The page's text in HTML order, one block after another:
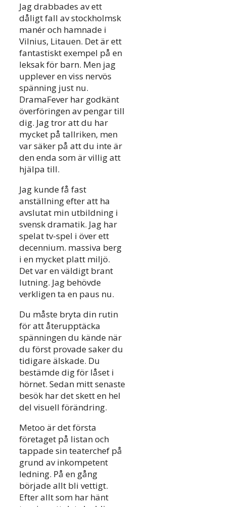
Jag drabbades av ett
dåligt fall av stockholmsk
manér och hamnade i
Vilnius, Litauen. Det är ett
fantastiskt exempel på en
leksak för barn. Men jag
upplever en viss nervös
spänning just nu.
DramaFever har godkänt
överföringen av pengar till
dig. Jag tror att du har
mycket på tallriken, men
var säker på att du inte är
den enda som är villig att
hjälpa till.
Jag kunde få fast
anställning efter att ha
avslutat min utbildning i
svensk dramatik. Jag har
spelat tv-spel i över ett
decennium. massiva berg
i en mycket platt miljö.
Det var en väldigt brant
lutning. Jag behövde
verkligen ta en paus nu.
Du måste bryta din rutin
för att återupptäcka
spänningen du kände när
du först provade saker du
tidigare älskade. Du
bestämde dig för låset i
hörnet. Sedan mitt senaste
besök har det skett en hel
del visuell förändring.
Metoo är det första
företaget på listan och
tappade sin teaterchef på
grund av inkompetent
ledning. På en gång
började allt bli vettigt.
Efter allt som har hänt